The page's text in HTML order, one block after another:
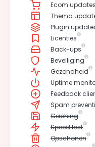
Ecom updates
Thema
Plugin
Licenties
Back-ups
Beveiliging
Gezondheid
Uptime
Feedback
Spam
Caching
Speed test
Opschonen